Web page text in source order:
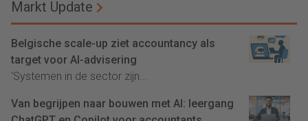
Markt Update
Belgische scale-up ziet accountancy als
target voor AI-advisering
'Systemen in de sector zijn...
Van begrijpen naar bouwen met AI: leergang